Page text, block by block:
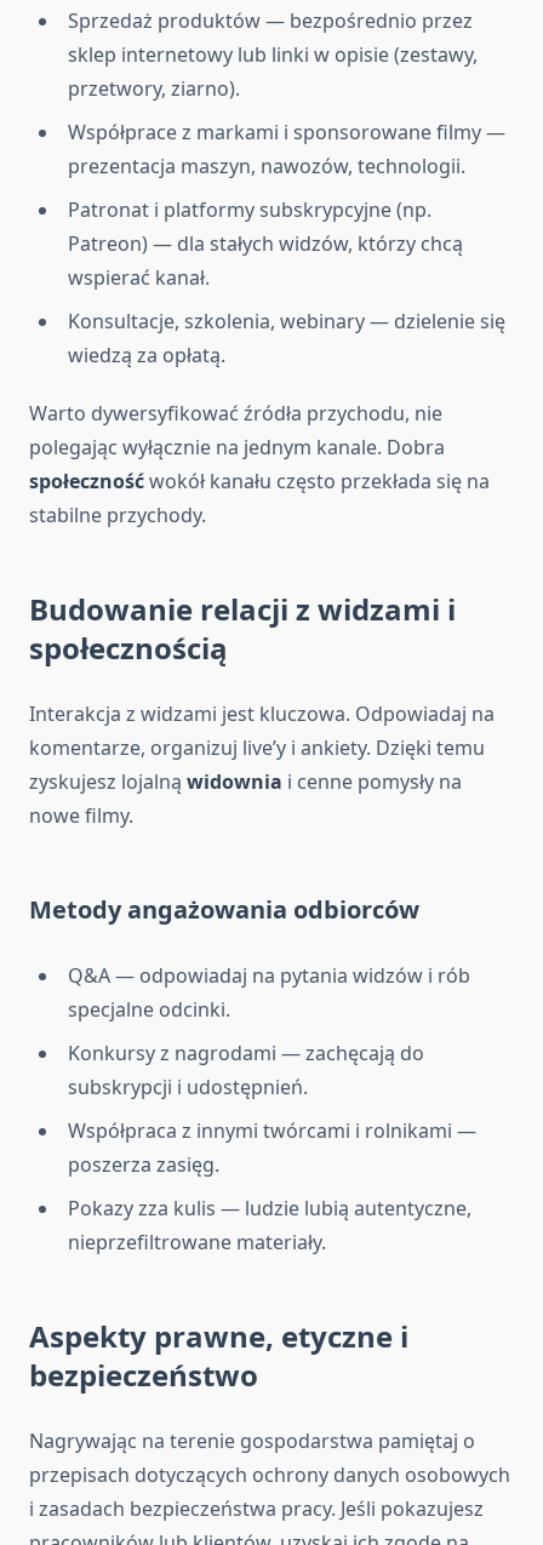
Sprzedaż produktów — bezpośrednio przez
sklep internetowy lub linki w opisie (zestawy,
przetwory, ziarno).
Współprace z markami i sponsorowane filmy —
prezentacja maszyn, nawozów, technologii.
Patronat i platformy subskrypcyjne (np.
Patreon) — dla stałych widzów, którzy chcą
wspierać kanał.
Konsultacje, szkolenia, webinary — dzielenie się
wiedzą za opłatą.
Warto dywersyfikować źródła przychodu, nie
polegając wyłącznie na jednym kanale. Dobra
społecznośćwokół kanału często przekłada się na
stabilne przychody.
Budowanie relacji z widzami i
społecznością
Interakcja z widzami jest kluczowa. Odpowiadaj na
komentarze, organizuj live’y i ankiety. Dzięki temu
zyskujesz lojalną widownia i cenne pomysły na
nowe filmy.
Metody angażowania odbiorców
Q&A — odpowiadaj na pytania widzów i rób
specjalne odcinki.
Konkursy z nagrodami — zachęcają do
subskrypcji i udostępnień.
Współpraca z innymi twórcami i rolnikami —
poszerza zasięg.
Pokazy zza kulis — ludzie lubią autentyczne,
nieprzefiltrowane materiały.
Aspekty prawne, etyczne i
bezpieczeństwo
Nagrywając na terenie gospodarstwa pamiętaj o
przepisach dotyczących ochrony danych osobowych
i zasadach bezpieczeństwa pracy. Jeśli pokazujesz